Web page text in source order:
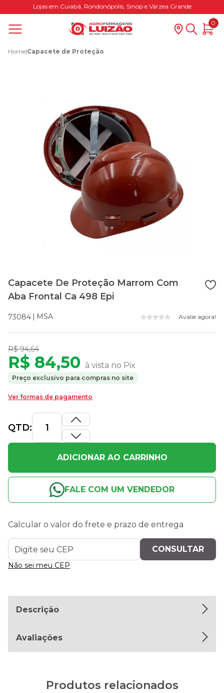
Lojas em Cuiabá, Rondonópolis, Sinop e Várzea Grande
0
Home|Capacete de Proteção
Capacete De Proteção Marrom Com
Aba Frontal Ca 498 Epi
73084 MSA Avalie agora!
R$ 94,64
R$ 84,50 à vista no Pix
Preço exclusivo para compras no site
Ver formas de pagamento
QTD:
ADICIONAR AO CARRINHO
FALE COM UM VENDEDOR
Calcular o valor do frete e prazo de entrega
Não sei meu CEP
Descrição
Avaliações
Produtos relacionados